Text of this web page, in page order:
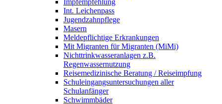
Impfempfehlung
Int. Leichenpass
Jugendzahnpflege
Masern
Meldepflichtige Erkrankungen
Mit Migranten für Migranten (MiMi)
Nichttrinkwasseranlagen z.B.
Regenwassernutzung
Reisemedizinische Beratung / Reiseimpfung
Schuleingangsuntersuchungen aller
Schulanfänger
Schwimmbäder